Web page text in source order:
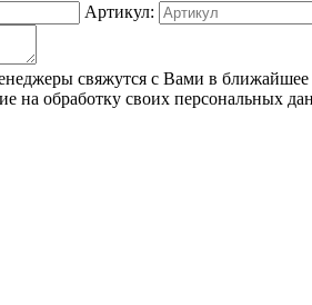
Артикул:
свяжутся с Вами в ближайшее
на обработку своих персональных